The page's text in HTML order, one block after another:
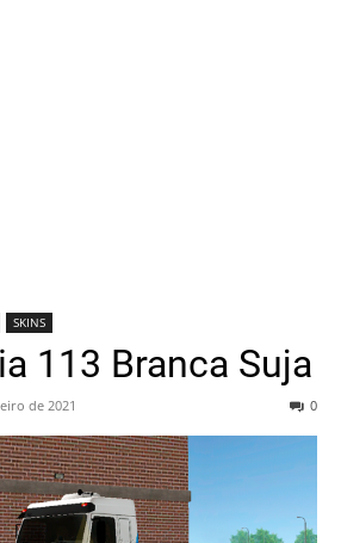
SKINS
113 Branca Suja
de 2021 0